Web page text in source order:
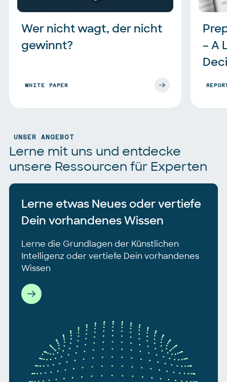
Wer nicht wagt, der nicht
gewinnt?
WHITE PAPER
– A
Lerne mit uns und entdecke
unsere Ressourcen für Experten
UNSER ANGEBOT
Lerne etwas Neues oder vertiefe
Dein vorhandenes Wissen
Lerne die Grundlagen der Künstlichen
Intelligenz oder vertiefe Dein vorhandenes
Wissen